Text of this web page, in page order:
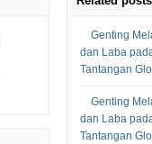
Genting
dan Laba
Tantangan
Genting
dan Laba
Tantangan